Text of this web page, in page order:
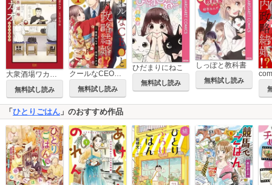
無料試し読み
クールなCEOと社内政略結婚!?
無料試し読み
ひだまりにねこ
無料試し読み
しっぽと教科書
無料試し読み
「ひとりごはん 」のおすすめ作品